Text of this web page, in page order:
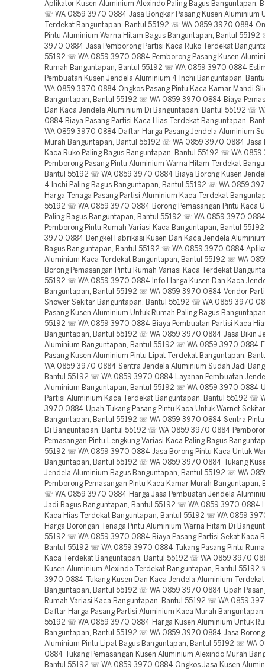
Aplikator Kusen Aluminium Alexindo Paling Bagus Banguntapan,
☏ WA 0859 3970 0884 Jasa Bongkar Pasang Kusen Aluminium
Terdekat Banguntapan, Bantul 55192 ☏ WA 0859 3970 0884
Pintu Aluminium Warna Hitam Bagus Banguntapan, Bantul
3970 0884 Jasa Pemborong Partisi Kaca Ruko Terdekat
55192 ☏ WA 0859 3970 0884 Pemborong Pasang Kusen
Rumah Banguntapan, Bantul 55192 ☏ WA 0859 3970 0884
Pembuatan Kusen Jendela Aluminium 4 Inchi Banguntapan,
WA 0859 3970 0884 Ongkos Pasang Pintu Kaca Kamar Mandi
Banguntapan, Bantul 55192 ☏ WA 0859 3970 0884 Biaya
Dan Kaca Jendela Aluminium Di Banguntapan, Bantul 55192 ☏
0884 Biaya Pasang Partisi Kaca Hias Terdekat Banguntapan,
WA 0859 3970 0884 Daftar Harga Pasang Jendela Aluminium
Murah Banguntapan, Bantul 55192 ☏ WA 0859 3970 0884 Jasa
Kaca Ruko Paling Bagus Banguntapan, Bantul 55192 ☏ WA
Pemborong Pasang Pintu Aluminium Warna Hitam Terdekat
Bantul 55192 ☏ WA 0859 3970 0884 Biaya Borong Kusen
4 Inchi Paling Bagus Banguntapan, Bantul 55192 ☏ WA 0859
Harga Tenaga Pasang Partisi Aluminium Kaca Terdekat
55192 ☏ WA 0859 3970 0884 Borong Pemasangan Pintu Kaca
Paling Bagus Banguntapan, Bantul 55192 ☏ WA 0859 3970
Pemborong Pintu Rumah Variasi Kaca Banguntapan, Bantul
3970 0884 Bengkel Fabrikasi Kusen Dan Kaca Jendela
Bagus Banguntapan, Bantul 55192 ☏ WA 0859 3970 0884
Aluminium Kaca Terdekat Banguntapan, Bantul 55192 ☏ WA
Borong Pemasangan Pintu Rumah Variasi Kaca Terdekat
55192 ☏ WA 0859 3970 0884 Info Harga Kusen Dan Kaca
Banguntapan, Bantul 55192 ☏ WA 0859 3970 0884 Vendor
Shower Sekitar Banguntapan, Bantul 55192 ☏ WA 0859 3970
Pasang Kusen Aluminium Untuk Rumah Paling Bagus
55192 ☏ WA 0859 3970 0884 Biaya Pembuatan Partisi Kaca
Banguntapan, Bantul 55192 ☏ WA 0859 3970 0884 Jasa Bikin
Aluminium Banguntapan, Bantul 55192 ☏ WA 0859 3970 0884
Pasang Kusen Aluminium Pintu Lipat Terdekat Banguntapan,
WA 0859 3970 0884 Sentra Jendela Aluminium Sudah Jadi
Bantul 55192 ☏ WA 0859 3970 0884 Layanan Pembuatan
Aluminium Banguntapan, Bantul 55192 ☏ WA 0859 3970 0884
Partisi Aluminium Kaca Terdekat Banguntapan, Bantul 55192 ☏
3970 0884 Upah Tukang Pasang Pintu Kaca Untuk Warnet Sekitar
Banguntapan, Bantul 55192 ☏ WA 0859 3970 0884 Sentra
Di Banguntapan, Bantul 55192 ☏ WA 0859 3970 0884
Pemasangan Pintu Lengkung Variasi Kaca Paling Bagus
55192 ☏ WA 0859 3970 0884 Jasa Borong Pintu Kaca Untuk
Banguntapan, Bantul 55192 ☏ WA 0859 3970 0884 Tukang
Jendela Aluminium Bagus Banguntapan, Bantul 55192 ☏ WA
Pemborong Pemasangan Pintu Kaca Kamar Murah Banguntapan,
☏ WA 0859 3970 0884 Harga Jasa Pembuatan Jendela
Jadi Bagus Banguntapan, Bantul 55192 ☏ WA 0859 3970 0884
Kaca Hias Terdekat Banguntapan, Bantul 55192 ☏ WA 0859
Harga Borongan Tenaga Pintu Aluminium Warna Hitam Di
55192 ☏ WA 0859 3970 0884 Biaya Pasang Partisi Sekat Kaca
Bantul 55192 ☏ WA 0859 3970 0884 Tukang Pasang Pintu
Kaca Terdekat Banguntapan, Bantul 55192 ☏ WA 0859 3970
Kusen Aluminium Alexindo Terdekat Banguntapan, Bantul
3970 0884 Tukang Kusen Dan Kaca Jendela Aluminium Terdekat
Banguntapan, Bantul 55192 ☏ WA 0859 3970 0884 Upah
Rumah Variasi Kaca Banguntapan, Bantul 55192 ☏ WA 0859
Daftar Harga Pasang Partisi Aluminium Kaca Murah
55192 ☏ WA 0859 3970 0884 Harga Kusen Aluminium Untuk
Banguntapan, Bantul 55192 ☏ WA 0859 3970 0884 Jasa
Aluminium Pintu Lipat Bagus Banguntapan, Bantul 55192 ☏ WA
0884 Tukang Pemasangan Kusen Aluminium Alexindo Murah
Bantul 55192 ☏ WA 0859 3970 0884 Ongkos Jasa Kusen